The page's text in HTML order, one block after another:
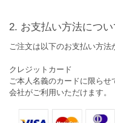
お支払い方法につい
ご注文は以下のお支払い方法
クレジットカード
ご本人名義のカードに限ら
会社がご利用いただけます。